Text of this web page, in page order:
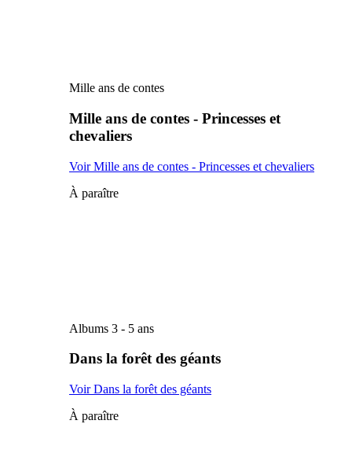
Mille ans de contes
Mille ans de contes - Princesses et
chevaliers
Voir Mille ans de contes - Princesses et chevaliers
À paraître
Albums 3 - 5 ans
Dans la forêt des géants
Voir Dans la forêt des géants
À paraître